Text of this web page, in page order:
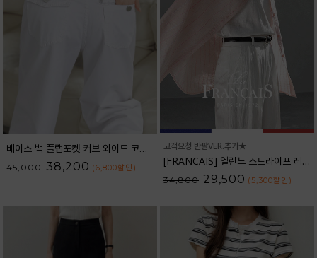
베이스 백 플랩포켓 커브 와이드 코튼팬츠_61PT2527
45,000 38,200 (6,800할인 )
고객요청 반팔VER.추가★
[FRANCAIS] 엘린느 스트라이프 레이온 셔츠_F6S261SH
34,800 29,500 (5,300할인 )